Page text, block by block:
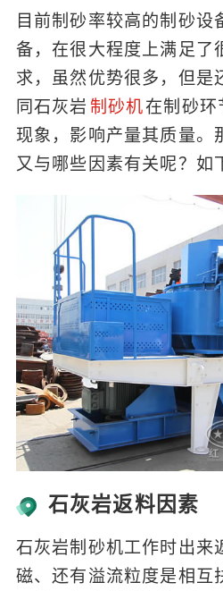
目前制砂率较高的制砂设
备，在很大程度上满足了
求，虽然优势很多，但是
同石灰岩 制砂机在制砂环
现象，影响产量其质量。
又与哪些因素有关呢？如
石灰岩返料因素
石灰岩制砂机工作时出来
磁、还有溢流粒度是相互